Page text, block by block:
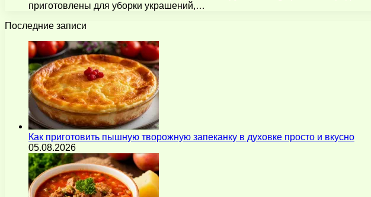
приготовлены для уборки украшений,…
Последние записи
Как приготовить пышную творожную запеканку в духовке просто и вкусно
05.08.2026